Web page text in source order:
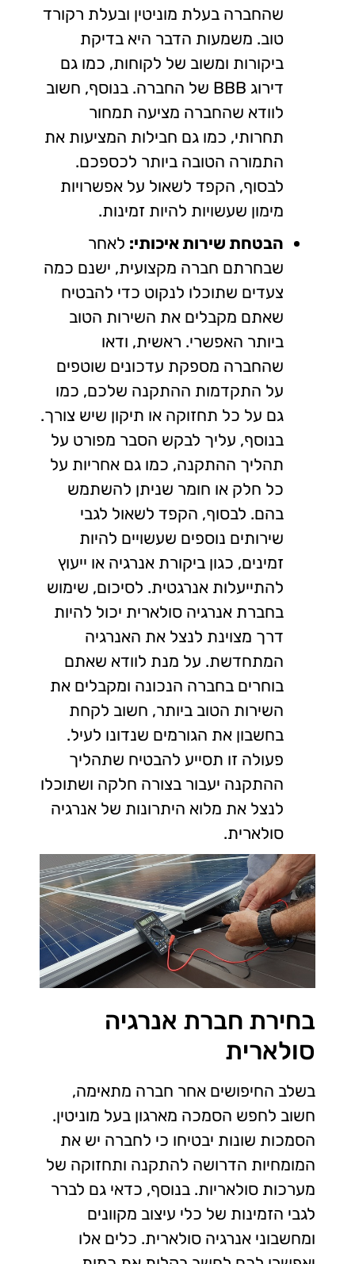
שהחברה בעלת מוניטין ובעלת רקורד
טוב. משמעות הדבר היא בדיקת
ביקורות ומשוב של לקוחות, כמו גם
דירוג BBB של החברה. בנוסף, חשוב
לוודא שהחברה מציעה תמחור
תחרותי, כמו גם חבילות המציעות את
התמורה הטובה ביותר לכספכם.
לבסוף, הקפד לשאול על אפשרויות
מימון שעשויות להיות זמינות.
הבטחת שירות איכותי: לאחר
שבחרתם חברה מקצועית, ישנם כמה
צעדים שתוכלו לנקוט כדי להבטיח
שאתם מקבלים את השירות הטוב
ביותר האפשרי. ראשית, ודאו
שהחברה מספקת עדכונים שוטפים
על התקדמות ההתקנה שלכם, כמו
גם על כל תחזוקה או תיקון שיש צורך.
בנוסף, עליך לבקש הסבר מפורט על
תהליך ההתקנה, כמו גם אחריות על
כל חלק או חומר שניתן להשתמש
בהם. לבסוף, הקפד לשאול לגבי
שירותים נוספים שעשויים להיות
זמינים, כגון ביקורת אנרגיה או ייעוץ
להתייעלות אנרגטית. לסיכום, שימוש
בחברת אנרגיה סולארית יכול להיות
דרך מצוינת לנצל את האנרגיה
המתחדשת. על מנת לוודא שאתם
בוחרים בחברה הנכונה ומקבלים את
השירות הטוב ביותר, חשוב לקחת
בחשבון את הגורמים שנדונו לעיל.
פעולה זו תסייע להבטיח שתהליך
ההתקנה יעבור בצורה חלקה ושתוכלו
לנצל את מלוא היתרונות של אנרגיה
סולארית.
בחירת חברת אנרגיה
סולארית
בשלב החיפושים אחר חברה מתאימה,
חשוב לחפש הסמכה מארגון בעל מוניטין.
הסמכות שונות יבטיחו כי לחברה יש את
המומחיות הדרושה להתקנה ותחזוקה של
מערכות סולאריות. בנוסף, כדאי גם לברר
לגבי הזמינות של כלי עיצוב מקוונים
ומחשבוני אנרגיה סולארית. כלים אלו